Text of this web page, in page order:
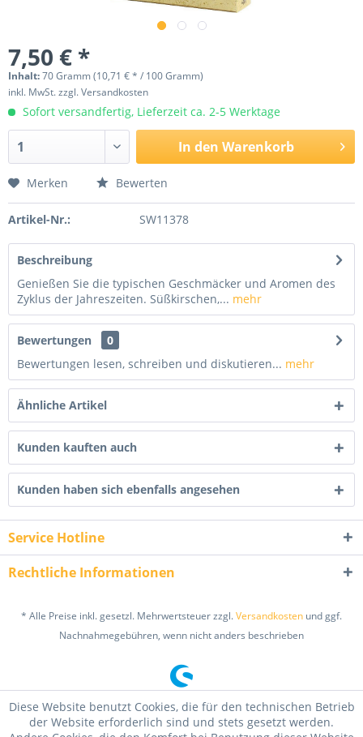
7,50 € *
Inhalt:70 Gramm (10,71 € * / 100 Gramm)
inkl. MwSt.zzgl. Versandkosten
Sofort versandfertig, Lieferzeit ca. 2-5 Werktage
In den Warenkorb
Merken Bewerten
Artikel-Nr.: SW11378
Beschreibung
Genießen Sie die typischen Geschmäcker und Aromen des
Zyklus der Jahreszeiten. Süßkirschen,... mehr
Bewertungen
0
Bewertungen lesen, schreiben und diskutieren... mehr
Ähnliche Artikel
Kunden kauften auch
Kunden haben sich ebenfalls angesehen
Service Hotline
Rechtliche Informationen
* Alle Preise inkl. gesetzl. Mehrwertsteuer zzgl.Versandkosten und ggf.
Nachnahmegebühren, wenn nicht anders beschrieben
Diese Website benutzt Cookies, die für den technischen Betrieb
der Website erforderlich sind und stets gesetzt werden.